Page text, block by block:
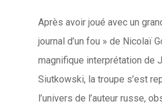
Après avoir joué avec un
journal d’un fou » de Nicolaï
magnifique interprétation de
Siutkowski, la troupe s’est
l’univers de l’auteur russe,